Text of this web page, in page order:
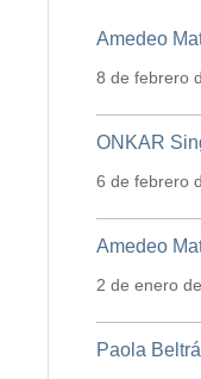
Amedeo
8 de febrero
ONKAR
6 de febrero
Amedeo
2 de enero
Paola